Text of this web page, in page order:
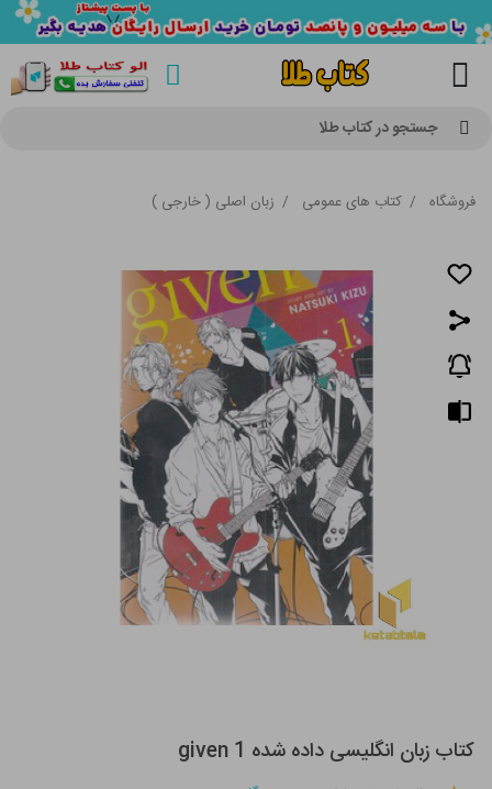
جستجو در کتاب طلا
فروشگاه / کتاب های عمومی / زبان اصلی ( خارجی )
کتاب زبان انگلیسی داده شده given 1